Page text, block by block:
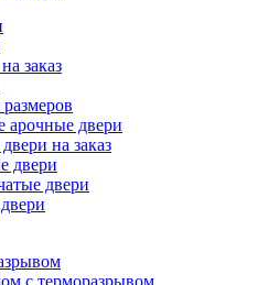
заказ
арочные двери
на заказ
двери
двери
с терморазрывом